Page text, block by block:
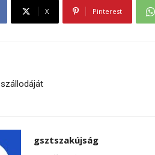
X Pinterest
gsztszakújság